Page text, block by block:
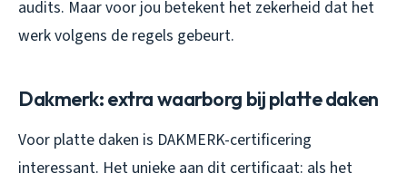
audits. Maar voor jou betekent het zekerheid dat het
werk volgens de regels gebeurt.
Dakmerk: extra waarborg bij platte daken
Voor platte daken is DAKMERK-certificering
interessant. Het unieke aan dit certificaat: als het